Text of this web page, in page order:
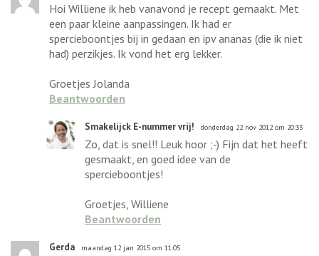
Hoi Williene ik heb vanavond je recept gemaakt. Met
een paar kleine aanpassingen. Ik had er
spercieboontjes bij in gedaan en ipv ananas (die ik niet
had) perzikjes. Ik vond het erg lekker.
Groetjes Jolanda
Beantwoorden
Smakelijck E-nummer vrij! donderdag 22 nov 2012 om 20:33
Zo, dat is snel!! Leuk hoor ;-) Fijn dat het heeft
gesmaakt, en goed idee van de
spercieboontjes!
Groetjes, Williene
Beantwoorden
Gerda maandag 12 jan 2015 om 11:05